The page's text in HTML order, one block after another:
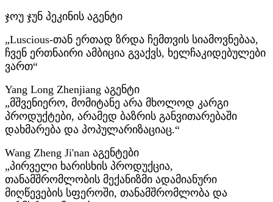
ჯოუ ჯუნ პეკინის აგენტი
„Luscious-თან ერთად ზრდა ჩემთვის სიამოვნებაა,
ჩვენ ერთნაირი ამბიცია გვაქვს, ხელჩაკიდებულები
ვართ“
Yang Long Zhenjiang აგენტი
„მშვენიერო, მომიტანე არა მხოლოდ კარგი
პროდუქტები, არამედ ბაზრის განვითარებაში
დახმარება და პოპულარიზაციაც.“
Wang Zheng Ji'nan აგენტები
„პირველი ხარისხის პროდუქცია,
თანამშრომლობის მექანიზმი ადამიანური
მიღწევების სფეროში, თანამშრომლობა და